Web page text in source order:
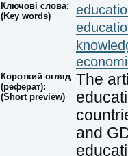
Ключові слова:
(Key words)
Короткий огляд
(реферат):
(Short preview)
The
and